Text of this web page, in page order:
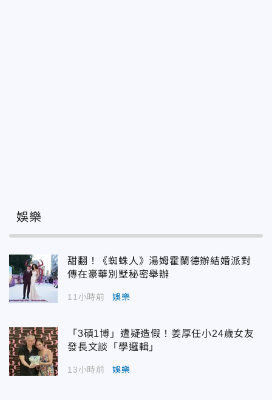
娛樂
甜翻！《蜘蛛人》湯姆霍蘭德辦結婚派對
傳在豪華別墅秘密舉辦
11小時前 娛樂
「3碩1博」遭疑造假！姜厚任小24歲女友
發長文談「學邏輯」
13小時前 娛樂